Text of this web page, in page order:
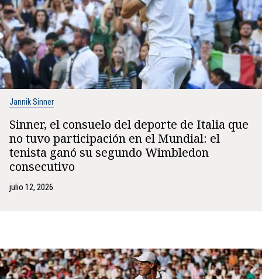
Jannik Sinner
Sinner, el consuelo del deporte de Italia que
no tuvo participación en el Mundial: el
tenista ganó su segundo Wimbledon
consecutivo
julio 12, 2026